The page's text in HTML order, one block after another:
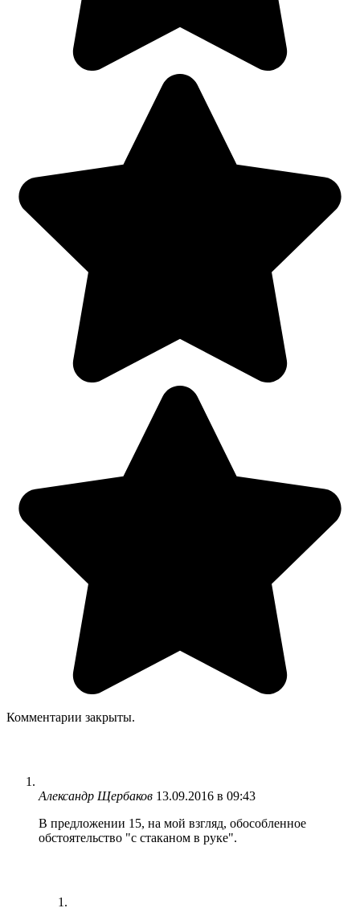
Комментарии закрыты.
Александр Щербаков 13.09.2016 в 09:43
В предложении 15, на мой взгляд, обособленное
обстоятельство "с стаканом в руке".